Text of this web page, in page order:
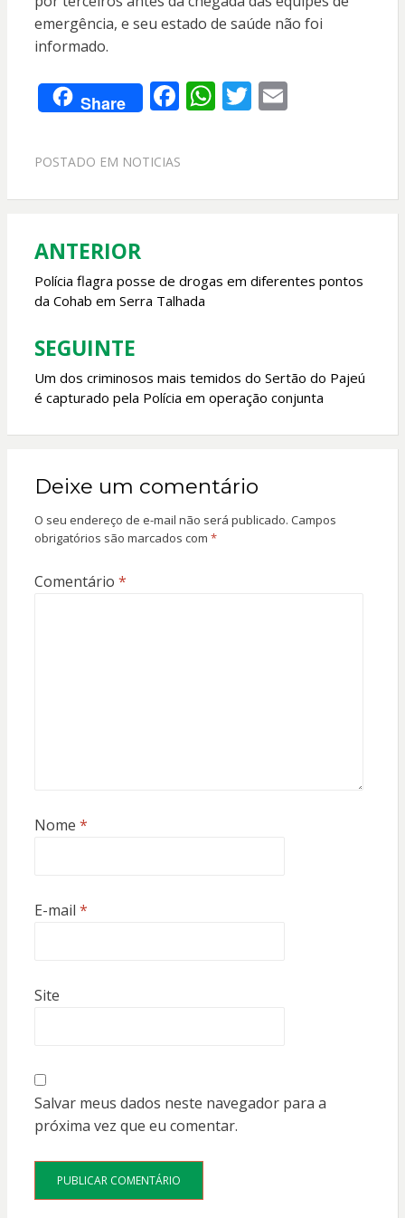
emergência, e seu estado de saúde não foi
informado.
Share F
ac
e
o
k
W
h
A
p
T
w
E
POSTADO EM NOTICIAS
Navegação
de
Post
ANTERIOR
Polícia flagra posse de drogas em diferentes pontos
da Cohab em Serra Talhada
SEGUINTE
Um dos criminosos mais temidos do Sertão do Pajeú
é capturado pela Polícia em operação conjunta
Deixe um comentário
O seu endereço de e-mail não será publicado. Campos
obrigatórios são marcados com *
Comentário *
Nome *
E-mail *
Site
Salvar meus dados neste navegador para a
próxima vez que eu comentar.